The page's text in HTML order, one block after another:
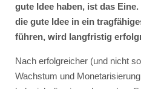
gute Idee haben, ist das
die gute Idee in ein
führen, wird langfristig
Nach erfolgreicher (und nicht
Wachstum und